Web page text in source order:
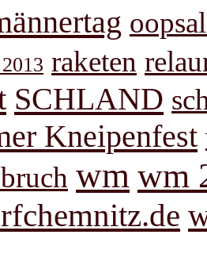
raketen
SCHLAND
Kneipenfest
wm wm